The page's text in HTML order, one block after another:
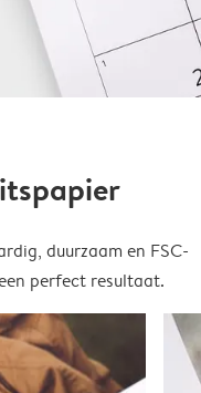
duurzaam en FSC-
perfect resultaat.